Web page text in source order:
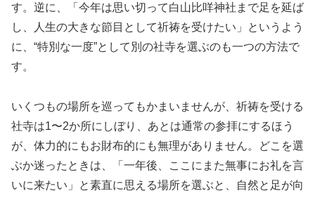
す。逆に、「今年は思い切って白山比咩神社まで足を延ば
し、人生の大きな節目として祈祷を受けたい」というよう
に、“特別な一度”として別の社寺を選ぶのも一つの方法で
す。
いくつもの場所を巡ってもかまいませんが、祈祷を受ける
社寺は1〜2か所にしぼり、あとは通常の参拝にするほう
が、体力的にもお財布的にも無理がありません。どこを選
ぶか迷ったときは、「一年後、ここにまた無事にお礼を言
いに来たい」と素直に思える場所を選ぶと、自然と足が向